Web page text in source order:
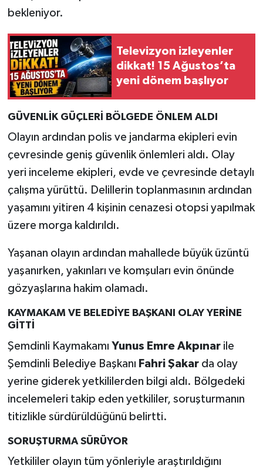
bekleniyor.
Televizyon izleyenler
dikkat! 15 Ağustos’ta
yeni dönem başlıyor
GÜVENLİK GÜÇLERİ BÖLGEDE ÖNLEM ALDI
Olayın ardından polis ve jandarma ekipleri evin
çevresinde geniş güvenlik önlemleri aldı. Olay
yeri inceleme ekipleri, evde ve çevresinde detaylı
çalışma yürüttü. Delillerin toplanmasının ardından
yaşamını yitiren 4 kişinin cenazesi otopsi yapılmak
üzere morga kaldırıldı.
Yaşanan olayın ardından mahallede büyük üzüntü
yaşanırken, yakınları ve komşuları evin önünde
gözyaşlarına hakim olamadı.
KAYMAKAM VE BELEDİYE BAŞKANI OLAY YERİNE
GİTTİ
Şemdinli Kaymakamı Yunus Emre Akpınarile
Şemdinli Belediye Başkanı Fahri Şakarda olay
yerine giderek yetkililerden bilgi aldı. Bölgedeki
incelemeleri takip eden yetkililer, soruşturmanın
titizlikle sürdürüldüğünü belirtti.
SORUŞTURMA SÜRÜYOR
Yetkililer olayın tüm yönleriyle araştırıldığını